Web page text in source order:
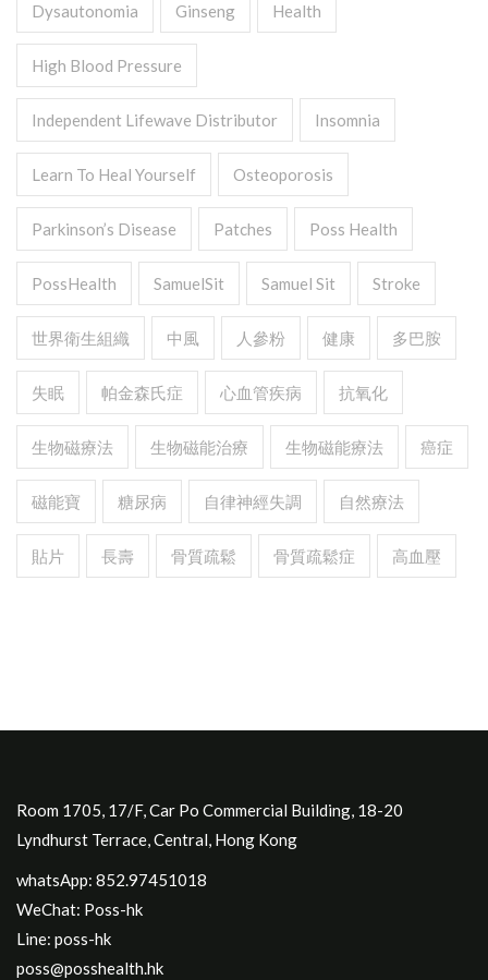
Dysautonomia Ginseng Health
High Blood Pressure
Independent Lifewave Distributor Insomnia
Learn To Heal Yourself Osteoporosis
Parkinson’s Disease Patches Poss Health
PossHealth SamuelSit Samuel Sit Stroke
世界衛生組織 中風 人參粉 健康 多巴胺
失眠 帕金森氏症 心血管疾病 抗氧化
生物磁療法 生物磁能治療 生物磁能療法 癌症
磁能寶 糖尿病 自律神經失調 自然療法
貼片 長壽 骨質疏鬆 骨質疏鬆症 高血壓
Room 1705, 17/F, Car Po Commercial Building, 18-20
Lyndhurst Terrace, Central, Hong Kong
whatsApp: 852.97451018
WeChat: Poss-hk
Line: poss-hk
poss@posshealth.hk